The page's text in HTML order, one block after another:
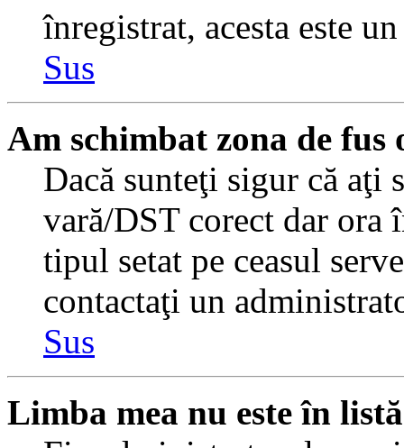
înregistrat, acesta este
Sus
Am schimbat zona de
Dacă sunteţi sigur că aţi
vară/DST corect dar ora
tipul setat pe ceasul
contactaţi un
Sus
Limba mea nu este în